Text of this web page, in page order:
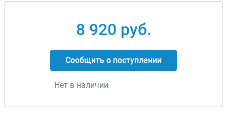
8 920 руб.
Сообщить о поступлении
Нет в наличии